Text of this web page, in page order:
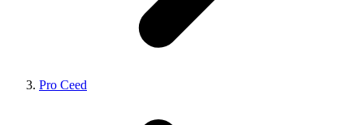
Pro Ceed